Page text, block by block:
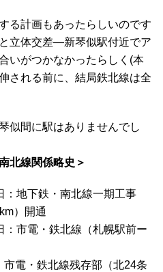
る計画もあったらしいのです
立体交差―新琴似駅付近でア
いがつかなかったらしく(本
される前に、結局鉄北線は全
似間に駅はありませんでし
北線関係略史＞
：地下鉄・南北線一期工事
）開通
：市電・鉄北線（札幌駅前ー
電・鉄北線残存部（北24条